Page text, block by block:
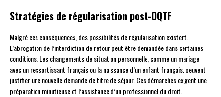
Stratégies de régularisation post-OQTF
Malgré ces conséquences, des possibilités de régularisation existent.
L’abrogation de l’interdiction de retour peut être demandée dans certaines
conditions. Les changements de situation personnelle, comme un mariage
avec un ressortissant français ou la naissance d’un enfant français, peuvent
justifier une nouvelle demande de titre de séjour. Ces démarches exigent une
préparation minutieuse et l’assistance d’un professionnel du droit.